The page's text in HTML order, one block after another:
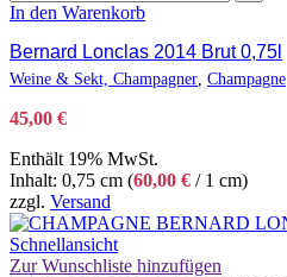
In den Warenkorb
Bernard Lonclas 2014 Brut 0,75l
Weine & Sekt, Champagner Champagne
45,00 €
Enthält 19% MwSt.
Inhalt: 0,75 cm (60,00 € / 1 cm)
zzgl. Versand
Schnellansicht
Zur Wunschliste hinzufügen